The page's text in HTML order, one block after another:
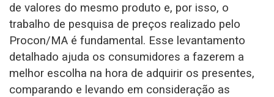
de valores do mesmo produto e, por isso, o
trabalho de pesquisa de preços realizado pelo
Procon/MA é fundamental. Esse levantamento
detalhado ajuda os consumidores a fazerem a
melhor escolha na hora de adquirir os presentes,
comparando e levando em consideração as